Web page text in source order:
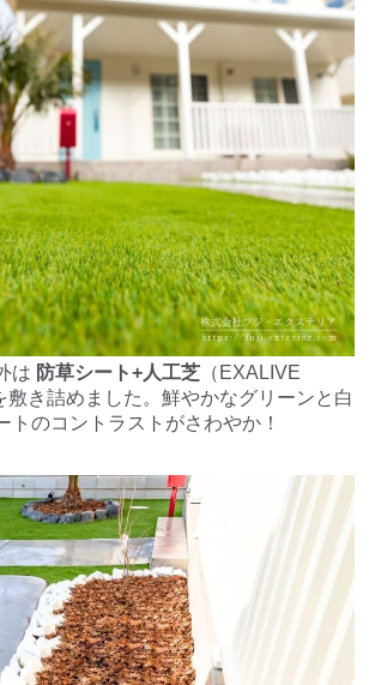
は 防草シート+人工芝 （EXALIVE
敷き詰めました。鮮やかなグリーンと白
トのコントラストがさわやか！